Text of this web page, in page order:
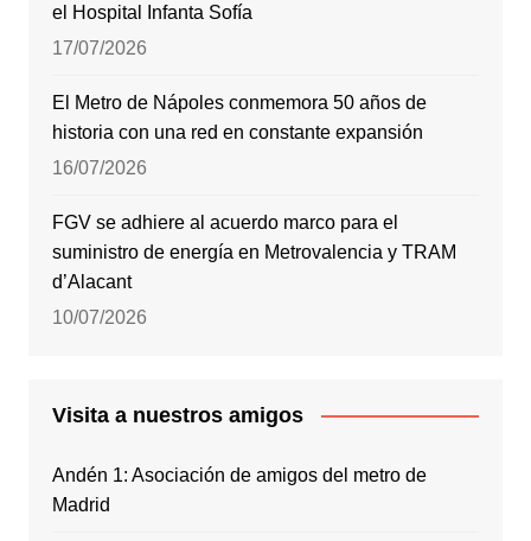
el Hospital Infanta Sofía
17/07/2026
El Metro de Nápoles conmemora 50 años de
historia con una red en constante expansión
16/07/2026
FGV se adhiere al acuerdo marco para el
suministro de energía en Metrovalencia y TRAM
d’Alacant
10/07/2026
Visita a nuestros amigos
Andén 1: Asociación de amigos del metro de
Madrid